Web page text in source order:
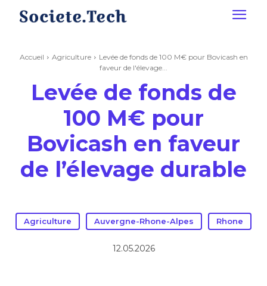
Accueil Agriculture
Levée de fonds de 100 M€ pour Bovicash en
faveur de l'élevage...
Levée de fonds de
100 M€ pour
Bovicash en faveur
de l’élevage durable
Agriculture Auvergne-Rhone-Alpes Rhone
12.05.2026